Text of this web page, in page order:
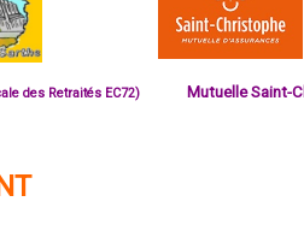
des Retraités EC72) Mutuelle Saint-